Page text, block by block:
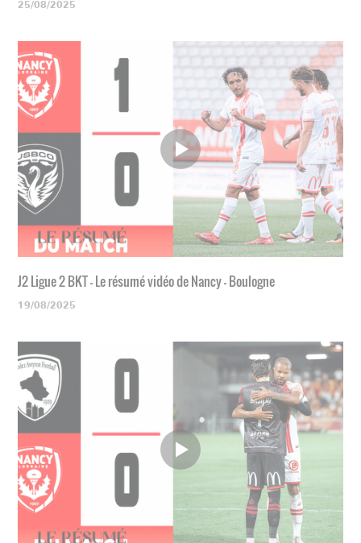
25/08/2025
J2 Ligue 2 BKT - Le résumé vidéo de Nancy - Boulogne
19/08/2025